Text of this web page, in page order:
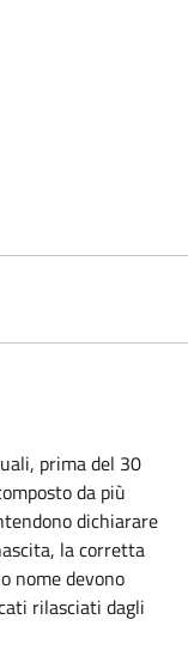
prima del 30
da più
dichiarare
la corretta
nome devono
rilasciati dagli